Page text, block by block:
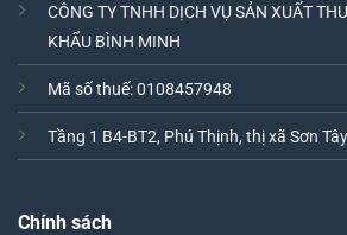
CÔNG TY TNHH DỊCH VỤ SẢN XUẤT
KHẨU BÌNH MINH
Mã số thuế: 0108457948
Tầng 1 B4-BT2, Phú Thịnh, thị xã Sơn
Chính sách